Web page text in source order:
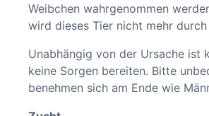
Weibchen wahrgenommen
wird dieses Tier nicht mehr
Unabhängig von der Ursache ist
keine Sorgen bereiten. Bitte
benehmen sich am Ende wie